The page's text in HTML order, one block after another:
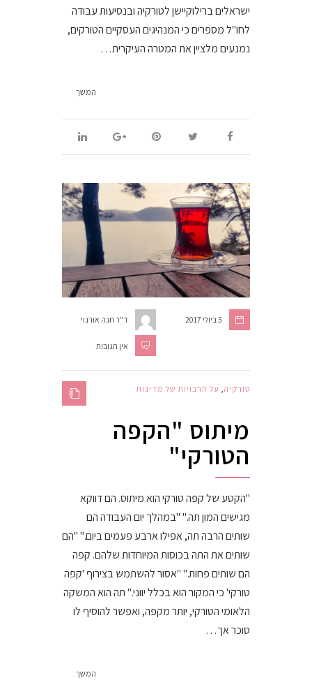
ישראלים ברילוקיישן לטורקיה ובנסיעות עבודה
לחו"ל מספרים כי המנהיגים העסקיים הטורקים,
נמנעים מלציין את המטרה העיקרית…
המשך
ד"ר חנה אורנוי 3 ביולי 2017
אין תגובות
טורקיה, על תרבויות של מדינות
מיתוס "הקפה
הטורקי"
"הקטע של קפה טורקי הוא מיתוס. הם דווקא
מגישים המון תה." "במהלך יום העבודה הם
שותים הרבה תה, אפילו ארבע פעמים ביום." "הם
שותים את התה בכוסות המיוחדות שלהם. קפה
הם שותים פחות." "אסור להשתמש בצירוף 'קפה
טורקי' כי המקור הוא בכלל יווני." תה הוא המשקה
הלאומי הטורקי, יותר מקפה, ואפשר להוסיף לו
סוכר אך…
המשך